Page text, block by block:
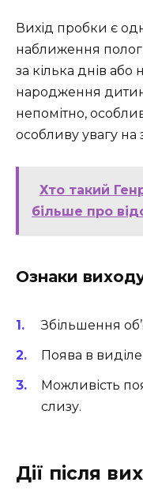
Вихід пробки є
наближення
за кілька днів або
народження
непомітно,
особливу увагу на
Хто такий
більше про
Ознаки
Збільшення
Поява в
Можливість
слизу.
Дії після